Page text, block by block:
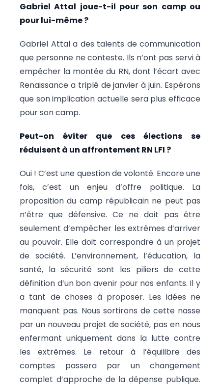
Gabriel Attal joue-t-il pour son camp ou
pour lui-même ?
Gabriel Attal a des talents de communication
que personne ne conteste. Ils n’ont pas servi à
empêcher la montée du RN, dont l’écart avec
Renaissance a triplé de janvier à juin. Espérons
que son implication actuelle sera plus efficace
pour son camp.
Peut-on éviter que ces élections se
réduisent à un affrontement RN LFI ?
Oui ! C’est une question de volonté. Encore une
fois, c’est un enjeu d’offre politique. La
proposition du camp républicain ne peut pas
n’être que défensive. Ce ne doit pas être
seulement d’empêcher les extrêmes d’arriver
au pouvoir. Elle doit correspondre à un projet
de société. L’environnement, l’éducation, la
santé, la sécurité sont les piliers de cette
définition d’un bon avenir pour nos enfants. Il y
a tant de choses à proposer. Les idées ne
manquent pas. Nous sortirons de cette nasse
par un nouveau projet de société, pas en nous
enfermant uniquement dans la lutte contre
les extrêmes. Le retour à l’équilibre des
comptes passera par un changement
complet d’approche de la dépense publique.